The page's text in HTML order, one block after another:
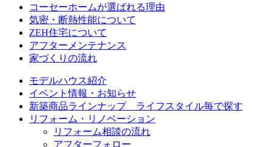
コーセーホームが選ばれる理由
気密・断熱性能について
ZEH住宅について
アフターメンテナンス
家づくりの流れ
モデルハウス紹介
イベント情報・お知らせ
新築商品ラインナップ ライフスタイル毎で探す
リフォーム・リノベーション
リフォーム相談の流れ
アフターフォロー